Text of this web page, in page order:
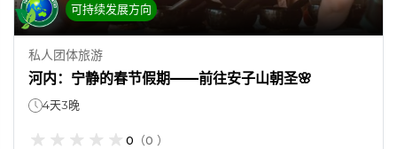
可持续发展方向
私人团体旅游
河内：宁静的春节假期——前往安子山朝圣🌸
4天3晚
0 （0 ）